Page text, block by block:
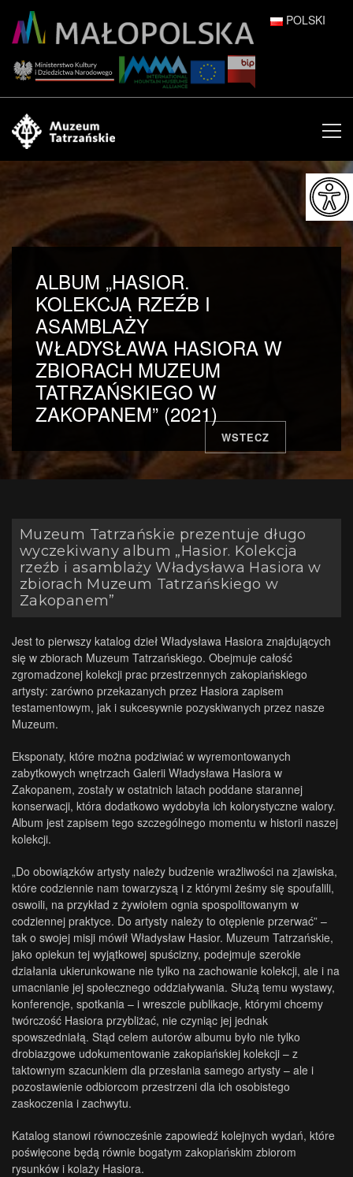
POLSKI
ENGLISH
ESPAÑOL
FRANÇAIS
ITALIANO
ALBUM „HASIOR.
KOLEKCJA RZEŹB I
ASAMBLAŻY
WŁADYSŁAWA HASIORA W
ZBIORACH MUZEUM
TATRZAŃSKIEGO W
ZAKOPANEM” (2021)
WSTECZ
Muzeum Tatrzańskie prezentuje długo
wyczekiwany album „Hasior. Kolekcja
rzeźb i asamblaży Władysława Hasiora w
zbiorach Muzeum Tatrzańskiego w
Zakopanem”
Jest to pierwszy katalog dzieł Władysława Hasiora znajdujących
się w zbiorach Muzeum Tatrzańskiego. Obejmuje całość
zgromadzonej kolekcji prac przestrzennych zakopiańskiego
artysty: zarówno przekazanych przez Hasiora zapisem
testamentowym, jak i sukcesywnie pozyskiwanych przez nasze
Muzeum.
Eksponaty, które można podziwiać w wyremontowanych
zabytkowych wnętrzach Galerii Władysława Hasiora w
Zakopanem, zostały w ostatnich latach poddane starannej
konserwacji, która dodatkowo wydobyła ich kolorystyczne walory.
Album jest zapisem tego szczególnego momentu w historii naszej
kolekcji.
„Do obowiązków artysty należy budzenie wrażliwości na zjawiska,
które codziennie nam towarzyszą i z którymi żeśmy się spoufalili,
oswoili, na przykład z żywiołem ognia spospolitowanym w
codziennej praktyce. Do artysty należy to otępienie przerwać” –
tak o swojej misji mówił Władysław Hasior. Muzeum Tatrzańskie,
jako opiekun tej wyjątkowej spuścizny, podejmuje szerokie
działania ukierunkowane nie tylko na zachowanie kolekcji, ale i na
umacnianie jej społecznego oddziaływania. Służą temu wystawy,
konferencje, spotkania – i wreszcie publikacje, którymi chcemy
twórczość Hasiora przybliżać, nie czyniąc jej jednak
spowszedniałą. Stąd celem autorów albumu było nie tylko
drobiazgowe udokumentowanie zakopiańskiej kolekcji – z
taktownym szacunkiem dla przesłania samego artysty – ale i
pozostawienie odbiorcom przestrzeni dla ich osobistego
zaskoczenia i zachwytu.
Katalog stanowi równocześnie zapowiedź kolejnych wydań, które
poświęcone będą równie bogatym zakopiańskim zbiorom
rysunków i kolaży Hasiora.